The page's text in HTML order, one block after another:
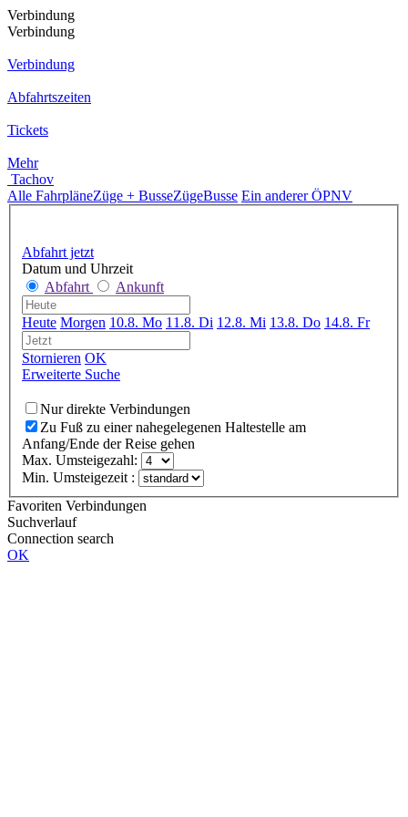
Verbindung
Verbindung
Verbindung
Abfahrtszeiten
Tickets
Mehr
Tachov
Alle FahrpläneZüge + BusseZügeBusse Ein anderer ÖPNV
Abfahrt jetzt
Datum und Uhrzeit
Abfahrt
Ankunft
Heute Morgen 10.8. Mo 11.8. Di 12.8. Mi 13.8. Do 14.8. Fr
Stornieren OK
Erweiterte Suche
Nur direkte Verbindungen
Zu Fuß zu einer nahegelegenen Haltestelle am
Anfang/Ende der Reise gehen
Max. Umsteigezahl:
Min. Umsteigezeit :
Favoriten Verbindungen
Suchverlauf
Connection search
OK